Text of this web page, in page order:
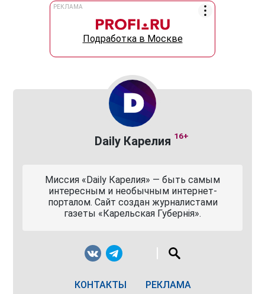
РЕКЛАМА
Подработка в Москве
Daily Карелия 16+
Миссия «Daily Карелия» — быть самым
интересным и необычным интернет-
порталом. Сайт создан журналистами
газеты «Карельская Губернiя».
КОНТАКТЫ РЕКЛАМА